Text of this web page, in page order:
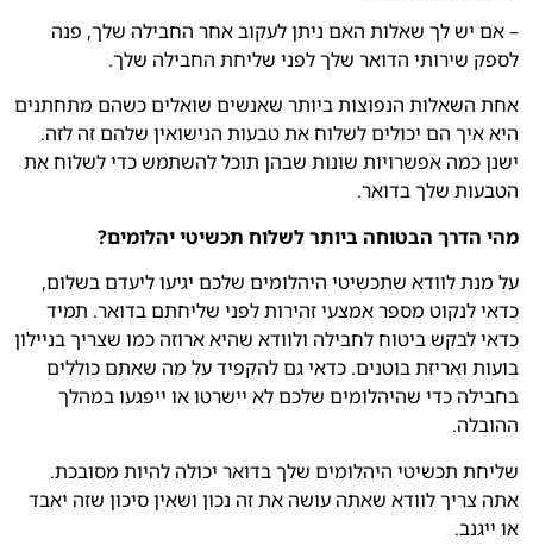
– אם יש לך שאלות האם ניתן לעקוב אחר החבילה שלך, פנה
לספק שירותי הדואר שלך לפני שליחת החבילה שלך.
אחת השאלות הנפוצות ביותר שאנשים שואלים כשהם מתחתנים
היא איך הם יכולים לשלוח את טבעות הנישואין שלהם זה לזה.
ישנן כמה אפשרויות שונות שבהן תוכל להשתמש כדי לשלוח את
הטבעות שלך בדואר.
מהי הדרך הבטוחה ביותר לשלוח תכשיטי יהלומים?
על מנת לוודא שתכשיטי היהלומים שלכם יגיעו ליעדם בשלום,
כדאי לנקוט מספר אמצעי זהירות לפני שליחתם בדואר. תמיד
כדאי לבקש ביטוח לחבילה ולוודא שהיא ארוזה כמו שצריך בניילון
בועות ואריזת בוטנים. כדאי גם להקפיד על מה שאתם כוללים
בחבילה כדי שהיהלומים שלכם לא יישרטו או ייפגעו במהלך
ההובלה.
שליחת תכשיטי היהלומים שלך בדואר יכולה להיות מסובכת.
אתה צריך לוודא שאתה עושה את זה נכון ושאין סיכון שזה יאבד
או ייגנב.